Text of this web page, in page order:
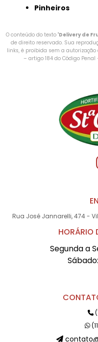
Pinheiros
O conteúdo do texto "Delivery de
de direito reservado. Sua
links, é proibida sem a
– artigo 184 do Código Penal
Rua José Jannarelli, 474 -
HORÁRIO
Segunda a